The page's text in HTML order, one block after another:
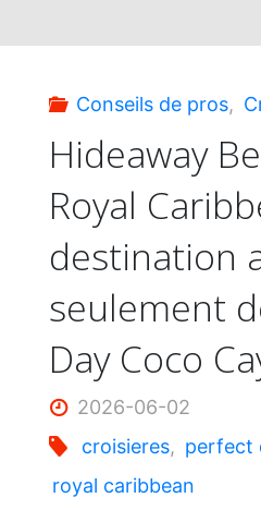
idée"
Conseils de pros,
Hideaway
Royal
destination
seulement
Day Coco
2026-06-02
croisieres, perfect
royal caribbean